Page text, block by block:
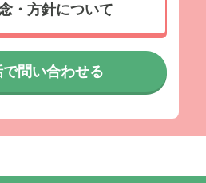
・方針について
で問い合わせる